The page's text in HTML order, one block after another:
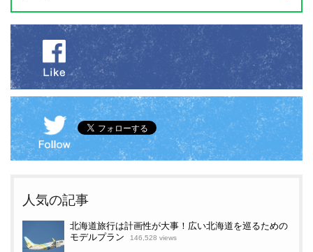
人気の記事
北海道旅行は計画性が大事！広い北海道を巡るための
モデルプラン
146,528 views